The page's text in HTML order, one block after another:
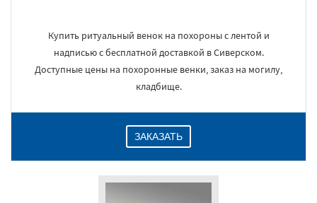
Купить ритуальный венок на похороны с лентой и
надписью с бесплатной доставкой в Сиверском.
Доступные цены на похоронные венки, заказ на могилу,
кладбище.
ЗАКАЗАТЬ